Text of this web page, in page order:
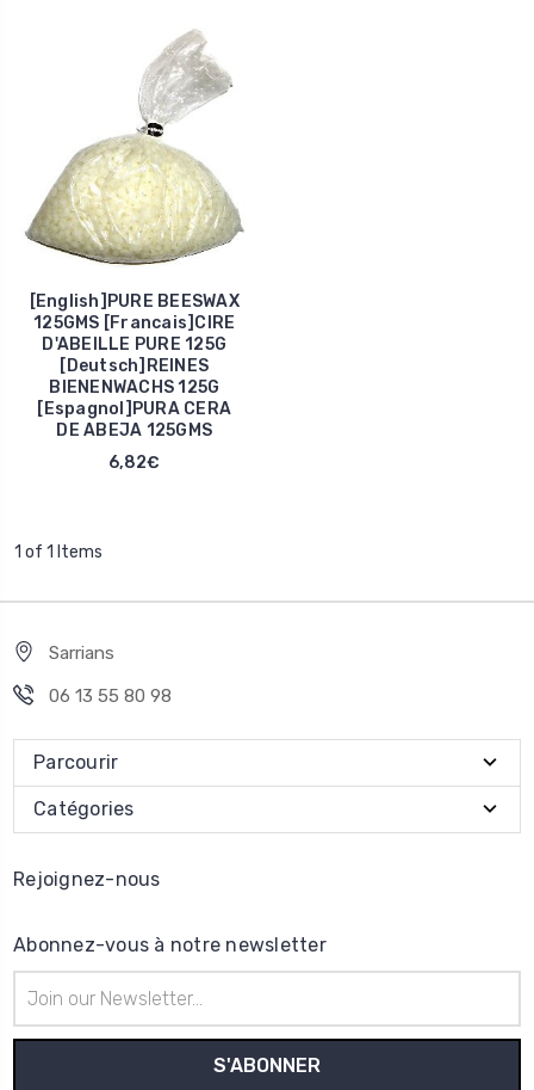
[English]PURE BEESWAX
125GMS [Francais]CIRE
D'ABEILLE PURE 125G
[Deutsch]REINES
BIENENWACHS 125G
[Espagnol]PURA CERA
DE ABEJA 125GMS
6,82€
1 of 1 Items
Sarrians
06 13 55 80 98
Parcourir
Catégories
Rejoignez-nous
Abonnez-vous à notre newsletter
e-
mail